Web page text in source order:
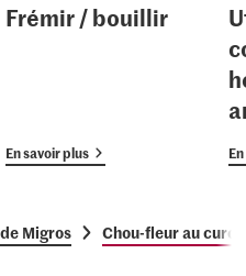
Frémir / bouillir
En savoir plus
Migros Chou-fleur au